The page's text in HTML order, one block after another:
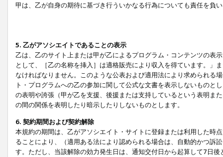
甲は、乙が自身の期待に基づき行ういかなる行為についても責任を負
5. 乙がアソシエイトであることの表示
乙は、乙のサイト上または甲が乙によるプログラム・コンテンツの表
として、［乙の名称を挿入］は適格販売により収入を得ています。」
なければなりません。このような公表および適用法により求められる
ト・プログラムへの乙の参加に関して公式な文書を表示しないもの
の表明や誇張（甲が乙を支援、後援または支持しているという表明ま
の間の関係を表明したり暗示したりしないものとします。
6. 契約期間および契約解除
本規約の期間は、乙がアソシエイト・サイトに登録または利用した時
ることにより、（適用ある法により認められる場合は、自動的かつ訴
す。ただし、当該解除の効力発生日は、通知交付日から起算して7日